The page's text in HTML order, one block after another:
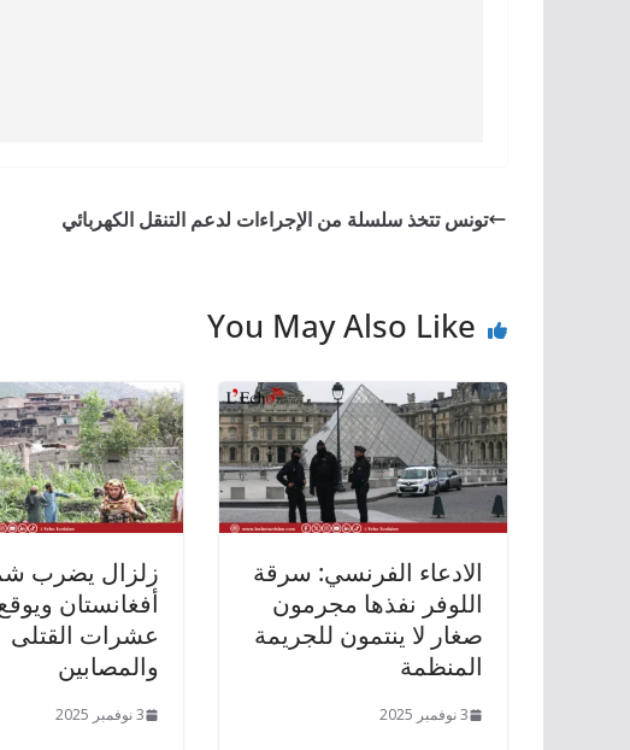
تونس تتخذ سلسلة من الإجراءات لدعم التنقل الكهربائي
You May Also Like
الادعاء الفرنسي: سرقة
اللوفر نفذها مجرمون
صغار لا ينتمون للجريمة
المنظمة
3 نوفمبر 2025
زلزال يضرب
أفغانستان
عشرات القتلى
والمصابين
3 نوفمبر 2025